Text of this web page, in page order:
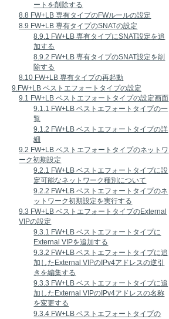
ートを削除する
8.8 FW+LB 専有タイプのFWルールの設定
8.9 FW+LB 専有タイプのSNATの設定
8.9.1 FW+LB 専有タイプにSNAT設定を追
加する
8.9.2 FW+LB 専有タイプのSNAT設定を削
除する
8.10 FW+LB 専有タイプの再起動
9.FW+LB ベストエフォートタイプの設定
9.1 FW+LB ベストエフォートタイプの設定画面
9.1.1 FW+LB ベストエフォートタイプの一
覧
9.1.2 FW+LB ベストエフォートタイプの詳
細
9.2 FW+LB ベストエフォートタイプのネットワ
ーク初期設定
9.2.1 FW+LB ベストエフォートタイプに設
定可能なネットワーク種別について
9.2.2 FW+LB ベストエフォートタイプのネ
ットワーク初期設定を実行する
9.3 FW+LB ベストエフォートタイプのExternal
VIPの設定
9.3.1 FW+LB ベストエフォートタイプに
External VIPを追加する
9.3.2 FW+LB ベストエフォートタイプに追
加したExternal VIPのIPv4アドレスの逆引
きを編集する
9.3.3 FW+LB ベストエフォートタイプに追
加したExternal VIPのIPv4アドレスの名称
を変更する
9.3.4 FW+LB ベストエフォートタイプの